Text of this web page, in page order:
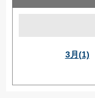
3月(1)